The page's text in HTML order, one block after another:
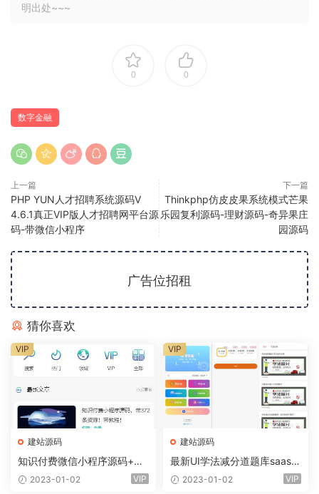
明出处~~~
0 0
数字金融
上一篇
PHP YUN人才招聘系统源码V
4.6.1真正VIP版人才招聘网平台源
码-带微信小程序
下一篇
Thinkphp仿皮皮果系统模式芒果
乐园复利源码-理财源码-奇异果庄
园源码
广告位招租
猜你喜欢
建站源码
知识付费微信小程序源码+前
端+教程
2023-01-02 VIP
VIP
建站源码
最新UI学法减分道题库saas系
统商业专业版小程序+前端
2023-01-02 VIP
VIP